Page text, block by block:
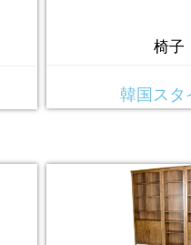
椅子
韓国スタ